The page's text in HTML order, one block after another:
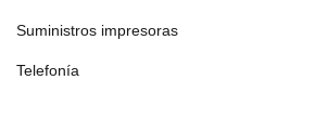
Suministros impresoras
Telefonía